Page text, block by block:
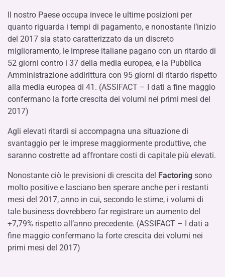
Il nostro Paese occupa invece le ultime posizioni per
quanto riguarda i tempi di pagamento, e nonostante l’inizio
del 2017 sia stato caratterizzato da un discreto
miglioramento, le imprese italiane pagano con un ritardo di
52 giorni contro i 37 della media europea, e la Pubblica
Amministrazione addirittura con 95 giorni di ritardo rispetto
alla media europea di 41. (ASSIFACT – I dati a fine maggio
confermano la forte crescita dei volumi nei primi mesi del
2017)
Agli elevati ritardi si accompagna una situazione di
svantaggio per le imprese maggiormente produttive, che
saranno costrette ad affrontare costi di capitale più elevati.
Nonostante ciò le previsioni di crescita del Factoring sono
molto positive e lasciano ben sperare anche per i restanti
mesi del 2017, anno in cui, secondo le stime, i volumi di
tale business dovrebbero far registrare un aumento del
+7,79% rispetto all’anno precedente. (ASSIFACT – I dati a
fine maggio confermano la forte crescita dei volumi nei
primi mesi del 2017)